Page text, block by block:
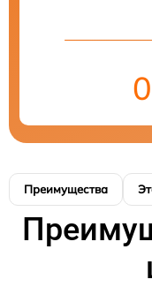
Преимущества